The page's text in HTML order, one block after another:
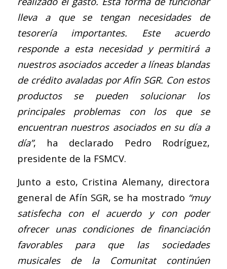
lleva a que se tengan necesidades de
tesorería importantes. Este acuerdo
responde a esta necesidad y permitirá a
nuestros asociados acceder a líneas blandas
de crédito avaladas por Afín SGR. Con estos
productos se pueden solucionar los
principales problemas con los que se
encuentran nuestros asociados en su día a
día”, ha declarado Pedro Rodríguez,
presidente de la FSMCV.
Junto a esto, Cristina Alemany, directora
general de Afín SGR, se ha mostrado “muy
satisfecha con el acuerdo y con poder
ofrecer unas condiciones de financiación
favorables para que las sociedades
musicales de la Comunitat continúen